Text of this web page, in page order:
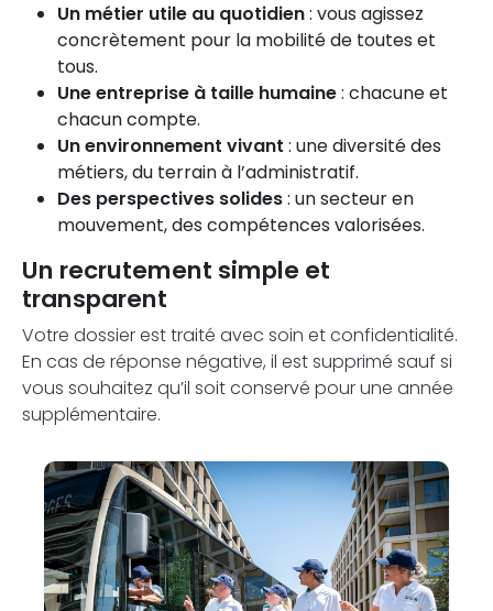
Un métier utile au quotidien: vous agissez
concrètement pour la mobilité de toutes et
tous.
Une entreprise à taille humaine: chacune et
chacun compte.
Un environnement vivant : une diversité des
métiers, du terrain à l’administratif.
Des perspectives solides: un secteur en
mouvement, des compétences valorisées.
Un recrutement simple et
transparent
Votre dossier est traité avec soin et confidentialité.
En cas de réponse négative, il est supprimé sauf si
vous souhaitez qu’il soit conservé pour une année
supplémentaire.